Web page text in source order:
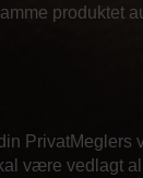
produktet
PrivatMeglers
være vedlagt